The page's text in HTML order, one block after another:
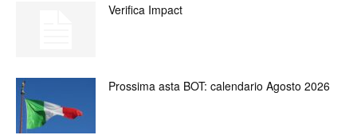
Verifica Impact
Prossima asta BOT: calendario Agosto 2026